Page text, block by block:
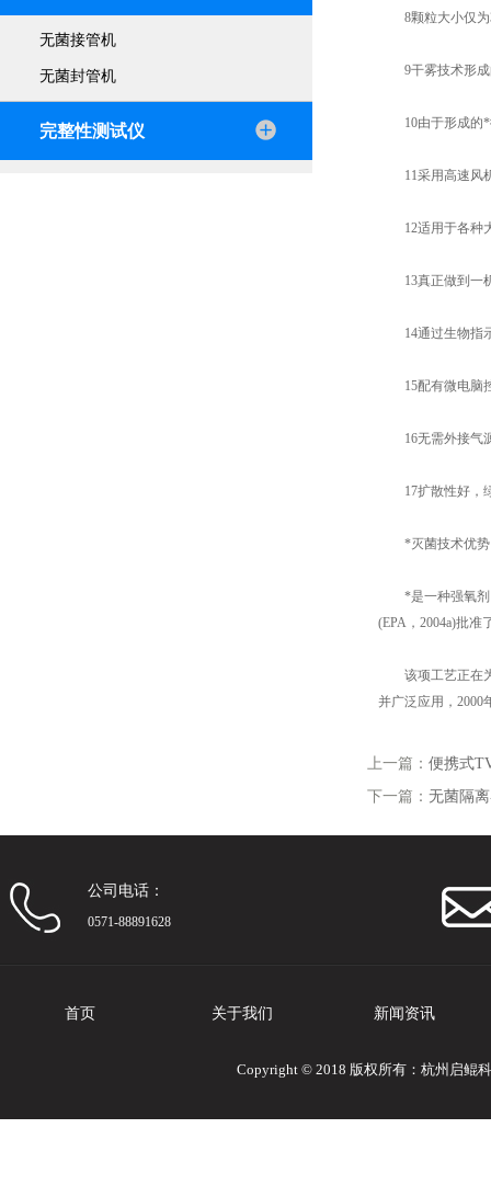
无菌接管机
无菌封管机
完整性测试仪
8颗粒大小仅为
9干雾技术形成
10由于形成的*微
11采用高速风机
12适用于各种大
13真正做到一机
14通过生物指示
15配有微电脑控
16无需外接气源
17扩散性好，绿
*灭菌技术优势
*是一种强氧剂，
(EPA，2004a)批
该项工艺正在为
并广泛应用，2000
上一篇： 便携式
下一篇： 无菌隔
公司电话：
0571-88891628
首页 关于我们 新闻资讯
Copyright © 2018 版权所有：杭州启鲲